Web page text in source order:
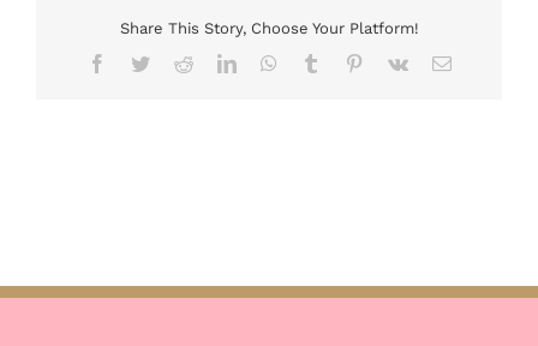
Share This Story, Choose Your Platform!
Facebook
TwitterRedditLinkedInWhatsApp
Tumblr Pinterest
Vk Email